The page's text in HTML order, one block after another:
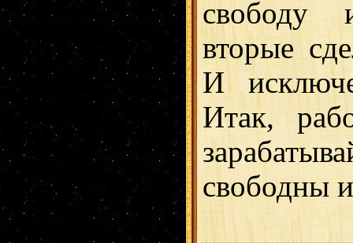
свободу
вторые
И
Итак,
свободны